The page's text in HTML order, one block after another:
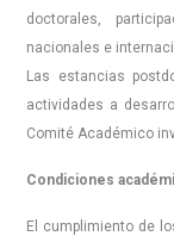
doctorales,
nacionales e
Las estancias
actividades a
Comité Académico
Condiciones
El cumplimiento de